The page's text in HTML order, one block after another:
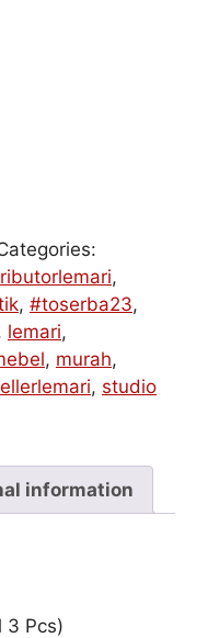
,
, #toserba23,
lemari,
, murah,
, studio
information
3 Pcs)